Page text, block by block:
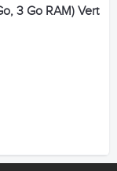
3 Go RAM) Vert